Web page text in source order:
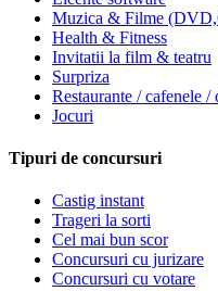
Muzica & Filme
Health & Fitness
Invitatii la film & teatru
Surpriza
Restaurante / cafenele
Jocuri
Tipuri de concursuri
Castig instant
Trageri la sorti
Cel mai bun scor
Concursuri cu jurizare
Concursuri cu votare